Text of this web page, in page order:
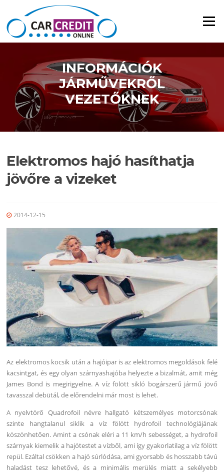
Ugrás a tartalomra
Menü
INFORMÁCIÓK
JÁRMŰVEKRŐL
VEZETŐKNEK
Elektromos hajó hasíthatja
jövőre a vizeket
2014-12-15
Az elektromos kocsik után a hajóipar is az elektromos megoldások felé
kacsintgat, és egy olyan szárnyashajóba helyezte a bizalmát, amit még
James Bond is megirigyelne. A víz fölött sikló bogárszerű jármű jövő
tavasszal debütál, de előrendelni már most is lehet.
A nyelvtörő Quadrofoil névre hallgató kétszemélyes motorcsónak
szinte hangtalanul siklik a víz fölött hydrofoil technológiájának
köszönhetően. Amint a csónak eléri a 11 km/h sebességet, a hydrofoil
szárnyak kiemelik a hajótestet a vízből, ami így gyakorlatilag a víz fölött
repül. Ezáltal csökken a hajó súrlódása, ami gyorsabb és hosszabb távú
haladást tesz lehetővé, és a minimális merülés miatt a sekélyebb